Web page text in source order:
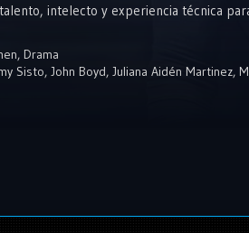
intelecto y experiencia técnica
, Drama
Sisto, John Boyd, Juliana Aidén Martinez,